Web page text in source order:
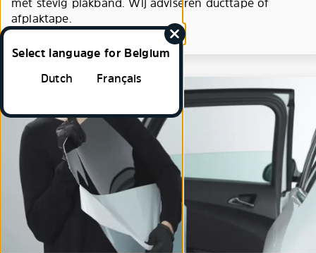
Select language for Belgium
Dutch
Français
afplaktape.